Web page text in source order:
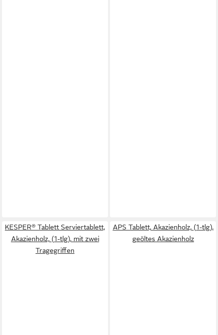
KESPER® Tablett Serviertablett,
Akazienholz, (1-tlg), mit zwei
Tragegriffen
APS Tablett, Akazienholz, (1-tlg),
geöltes Akazienholz